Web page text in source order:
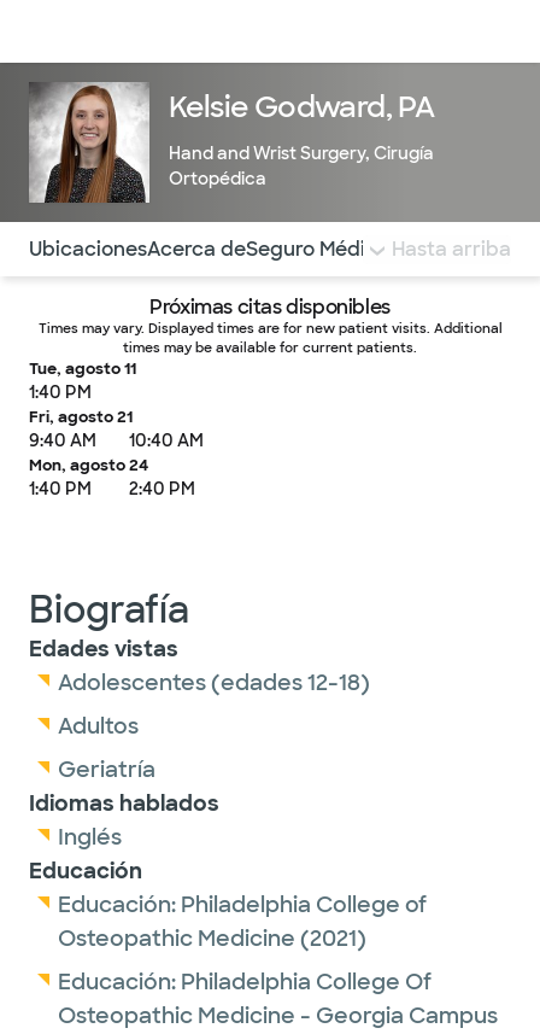
Kelsie Godward, PA
Hand and Wrist Surgery, Cirugía
Ortopédica
Utilice esta navegación para saltar rápidamente a
UbicacionesAcerca deSeguro Médico COMENTARIOS
Hasta arriba
Próximas citas disponibles
Times may vary. Displayed times are for new patient visits. Additional
times may be available for current patients.
Tue, agosto 11
1:40 PM
Fri, agosto 21
9:40 AM 10:40 AM
Mon, agosto 24
1:40 PM 2:40 PM
Biografía
Edades vistas
Adolescentes (edades 12-18)
Adultos
Geriatría
Idiomas hablados
Inglés
Educación
Educación: Philadelphia College of
Osteopathic Medicine (2021)
Educación: Philadelphia College Of
Osteopathic Medicine - Georgia Campus